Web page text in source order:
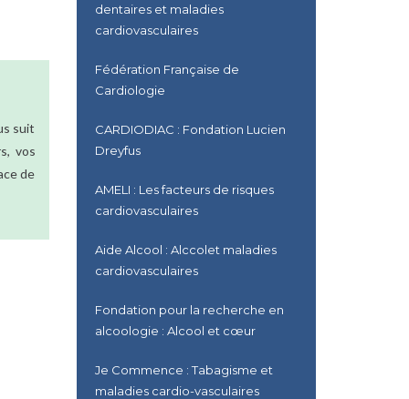
suit
vos
de
dentaires et maladies
cardiovasculaires
Fédération Française de
Cardiologie
CARDIODIAC : Fondation Lucien
Dreyfus
AMELI : Les facteurs de risques
cardiovasculaires
Aide Alcool : Alccolet maladies
cardiovasculaires
Fondation pour la recherche en
alcoologie : Alcool et cœur
Je Commence : Tabagisme et
maladies cardio-vasculaires